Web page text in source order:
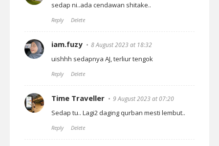
sedap ni..ada cendawan shitake..
Reply Delete
iam.fuzy 8 August 2023 at 18:32
uishhh sedapnya AJ, terliur tengok
Reply Delete
Time Traveller 9 August 2023 at 07:20
Sedap tu.. Lagi2 daging qurban mesti lembut..
Reply Delete